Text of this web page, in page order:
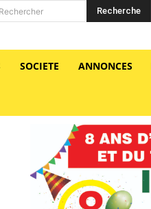
Rechercher Recherche
SOCIETE ANNONCES